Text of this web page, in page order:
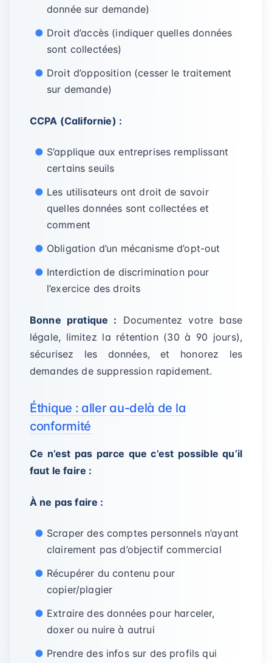
donnée sur demande)
Droit d’accès (indiquer quelles données
sont collectées)
Droit d’opposition (cesser le traitement
sur demande)
CCPA (Californie) :
S’applique aux entreprises remplissant
certains seuils
Les utilisateurs ont droit de savoir
quelles données sont collectées et
comment
Obligation d’un mécanisme d’opt-out
Interdiction de discrimination pour
l’exercice des droits
Bonne pratique : Documentez votre base
légale, limitez la rétention (30 à 90 jours),
sécurisez les données, et honorez les
demandes de suppression rapidement.
Éthique : aller au-delà de la
conformité
Ce n’est pas parce que c’est possible qu’il
faut le faire :
À ne pas faire :
Scraper des comptes personnels n’ayant
clairement pas d’objectif commercial
Récupérer du contenu pour
copier/plagier
Extraire des données pour harceler,
doxer ou nuire à autrui
Prendre des infos sur des profils qui